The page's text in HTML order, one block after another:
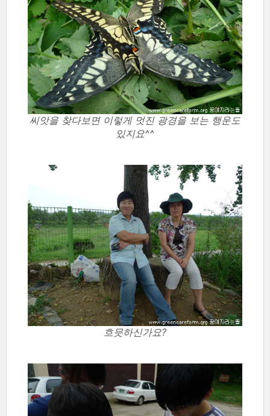
씨앗을 찾다보면 이렇게 멋진 광경을 보는 행운도
있지요^^
흐믓하신가요?